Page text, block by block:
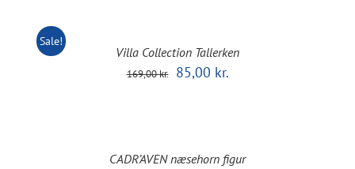
Sale!
Villa Collection Tallerken
169,00kr.
Den
85,00 kr.
CADR’AVEN næsehorn figur